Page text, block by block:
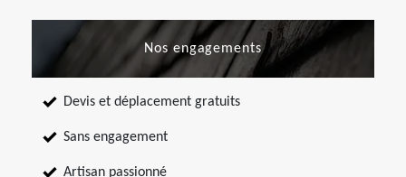
Nos engagements
Devis et déplacement gratuits
Sans engagement
Artisan passionné